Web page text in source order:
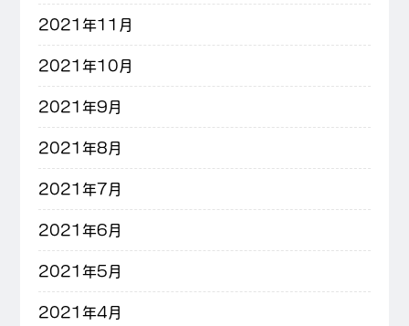
2021年11月
2021年10月
2021年9月
2021年8月
2021年7月
2021年6月
2021年5月
2021年4月